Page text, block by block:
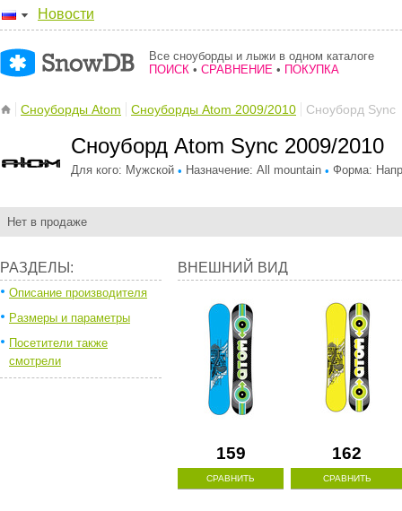
Новости
Все сноуборды и лыжи в одном каталоге
ПОИСК • СРАВНЕНИЕ • ПОКУПКА
Сноуборды Atom Сноуборды Atom 2009/2010 Сноуборд Sync
Сноуборд Atom Sync 2009/2010
Для кого: Мужской • Назначение: All mountain • Форма:
Нет в продаже
РАЗДЕЛЫ:
Описание производителя
Размеры и параметры
Посетители также
смотрели
ВНЕШНИЙ ВИД
159
СРАВНИТЬ
162
СРАВНИТЬ